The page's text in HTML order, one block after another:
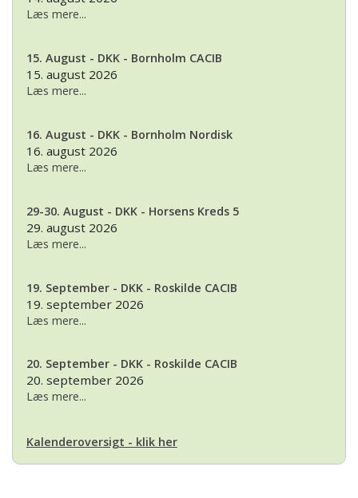
Læs mere...
15. August - DKK - Bornholm CACIB
15. august 2026
Læs mere...
16. August - DKK - Bornholm Nordisk
16. august 2026
Læs mere...
29-30. August - DKK - Horsens Kreds 5
29. august 2026
Læs mere...
19. September - DKK - Roskilde CACIB
19. september 2026
Læs mere...
20. September - DKK - Roskilde CACIB
20. september 2026
Læs mere...
Kalenderoversigt - klik her